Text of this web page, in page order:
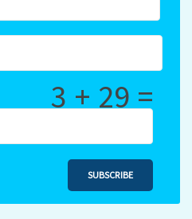
3 + 29 =
SUBSCRIBE